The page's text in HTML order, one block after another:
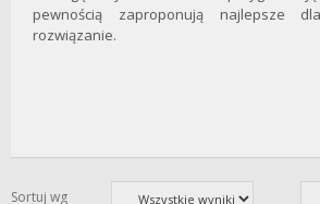
pewnością zaproponują najlepsze
rozwiązanie.
Sortuj wg